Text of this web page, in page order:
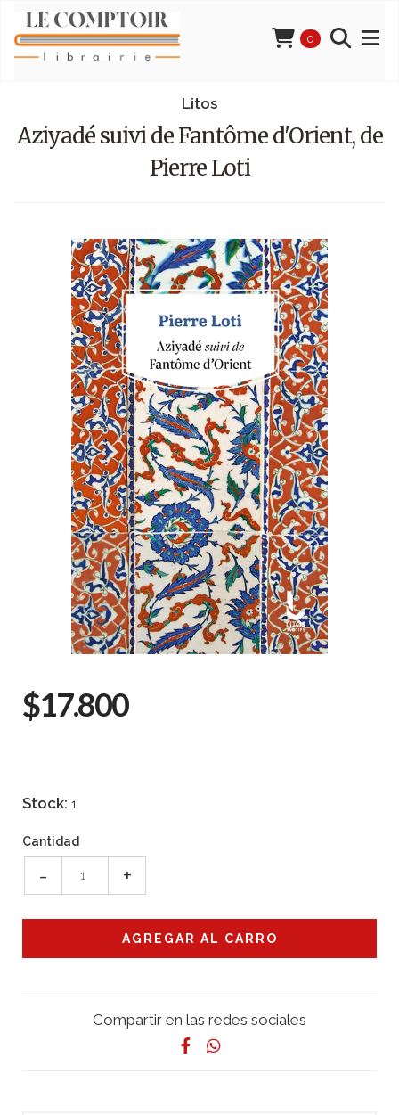
0
Litos
Aziyadé suivi de Fantôme d'Orient, de
Pierre Loti
$17.800
Stock: 1
Cantidad
- +
Compartir en las redes sociales